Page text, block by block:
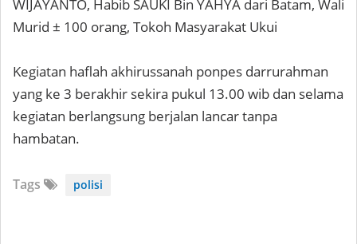
WIJAYANTO, Habib SAUKI Bin YAHYA dari Batam, Wali
Murid ± 100 orang, Tokoh Masyarakat Ukui
Kegiatan haflah akhirussanah ponpes darrurahman
yang ke 3 berakhir sekira pukul 13.00 wib dan selama
kegiatan berlangsung berjalan lancar tanpa
hambatan.
Tags polisi